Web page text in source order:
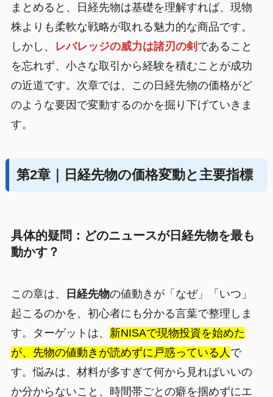
まとめると、日経先物は基礎を理解すれば、現物
株よりも柔軟な戦略が取れる魅力的な商品です。
しかし、
レバレッジの威力は諸刃の剣 であること
を忘れず、小さな取引から経験を積むことが成功
の近道です。次章では、この日経先物の価格がど
のような要因で変動するのかを掘り下げていきま
す。
第2章｜日経先物の価格変動と主要指標
具体的疑問：どのニュースが日経先物を最も
動かす？
この章は、 日経先物の値動きが「なぜ」「いつ」
起こるのかを、初心者にも分かる言葉で整理しま
す。ターゲットは、 新NISAで現物投資を始めた
が、先物の値動きが読めずに戸惑っている人 で
す。悩みは、材料が多すぎて何から見ればいいの
か分からないこと、時間帯ごとの癖を掴めずにエ